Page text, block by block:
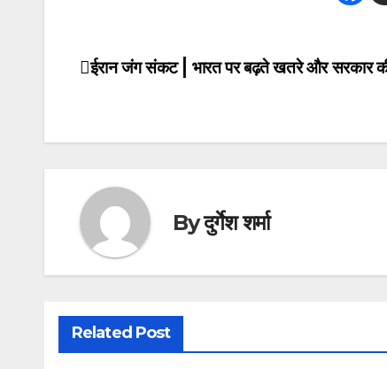
Post
ईरान जंग संकट | भारत पर बढ़ते खतरे और सरकार
Byदुर्गेश शर्मा
Related Post